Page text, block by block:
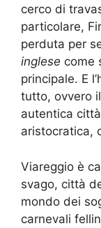
cerco di
particolare,
perduta per
inglese come
principale. E
tutto, ovvero
autentica
aristocratica,
Viareggio è
svago, città
mondo dei
carnevali